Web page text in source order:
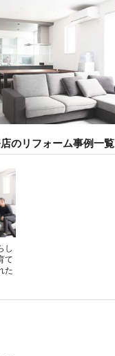
のリフォーム事例一覧
し
て
た